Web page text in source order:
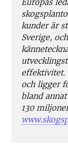
Europas
kunder är
Sverige,
effektivitet.
och ligger
bland
130